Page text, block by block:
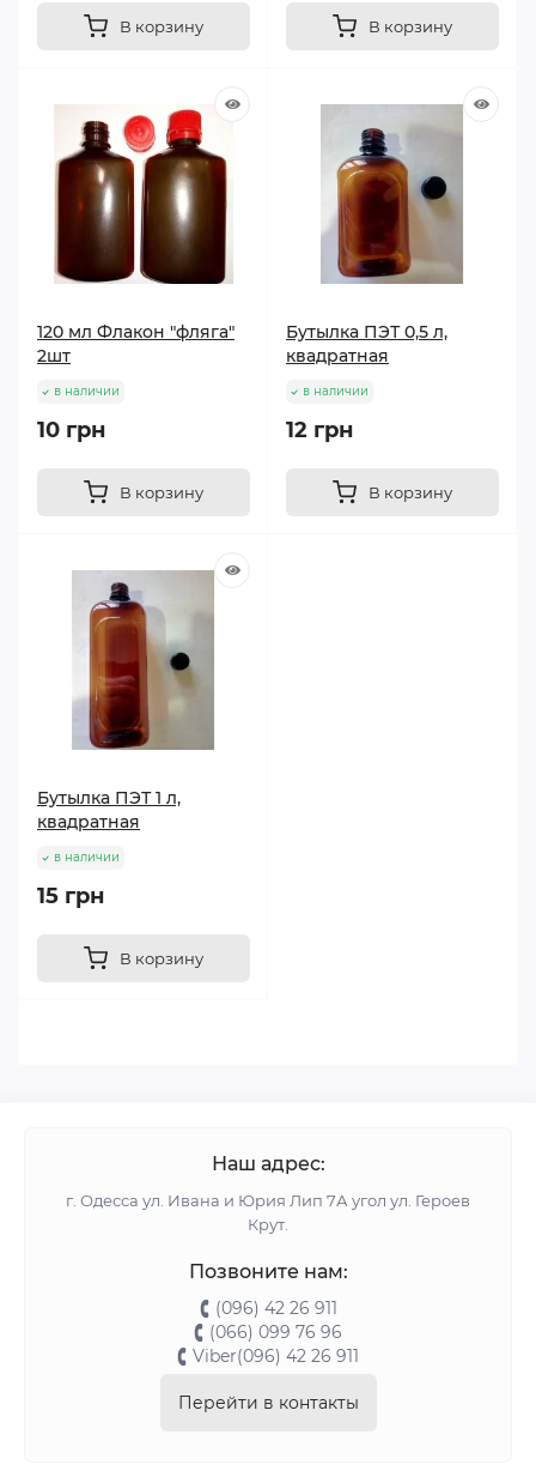
В корзину В корзину
120 мл Флакон "фляга"
2шт
в наличии
10 грн
В корзину
Бутылка ПЭТ 0,5 л,
квадратная
в наличии
12 грн
В корзину
Бутылка ПЭТ 1 л,
квадратная
в наличии
15 грн
В корзину
Наш адрес:
г. Одесса ул. Ивана и Юрия Лип 7А угол ул. Героев
Крут.
Позвоните нам:
(096) 42 26 911
(066) 099 76 96
Viber(096) 42 26 911
Перейти в контакты